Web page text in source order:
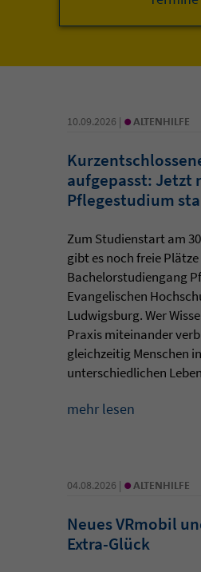
10.09.2026 | • ALTENHILFE
aufgepasst: Jetzt
Pflegestudium
Zum Studienstart am
gibt es noch freie
Bachelorstudiengang
Evangelischen
Ludwigsburg. Wer
Praxis miteinander
gleichzeitig Menschen in
unterschiedlichen
mehr lesen
04.08.2026 | • ALTENHILFE
Neues VRmobil
Extra-Glück